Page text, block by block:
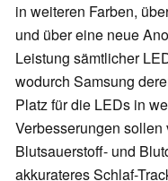
in weiteren Farben,
und über eine neue
Leistung sämtlicher
wodurch Samsung
Platz für die LEDs in
Verbesserungen
Blutsauerstoff- und
akkurateres Schlaf-